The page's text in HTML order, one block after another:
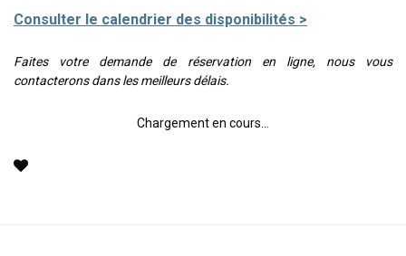
Consulter le calendrier des disponibilités >
Faites votre demande de réservation en ligne, nous vous
contacterons dans les meilleurs délais.
Chargement en cours...